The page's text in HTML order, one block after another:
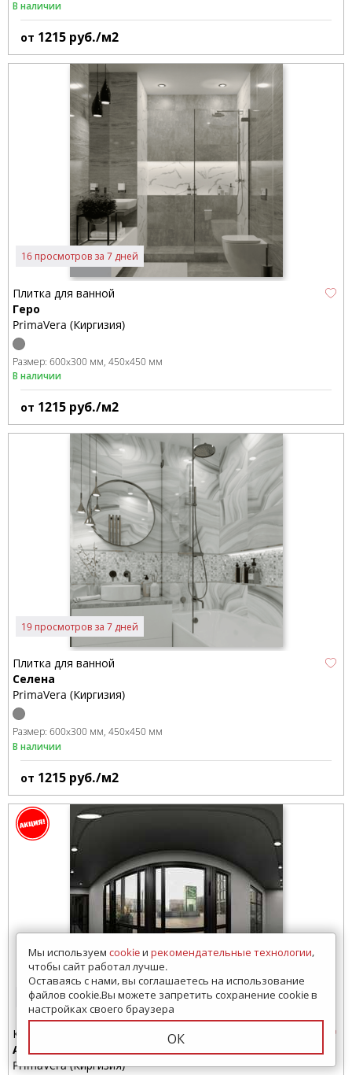
В наличии
от 1215 руб./м2
16 просмотров за 7 дней
Плитка для ванной
Геро
PrimaVera (Киргизия)
Размер: 600x300 мм 450x450 мм
В наличии
от 1215 руб./м2
19 просмотров за 7 дней
Плитка для ванной
Селена
PrimaVera (Киргизия)
Размер: 600x300 мм 450x450 мм
В наличии
от 1215 руб./м2
20 просмотров за 7 дней
Керамогранит
Айгер
PrimaVera (Киргизия)
Мы используем cookieи рекомендательные технологии,
чтобы сайт работал лучше.
Оставаясь с нами, вы соглашаетесь на использование
файлов cookie.Вы можете запретить сохранение cookie в
настройках своего браузера
ОК